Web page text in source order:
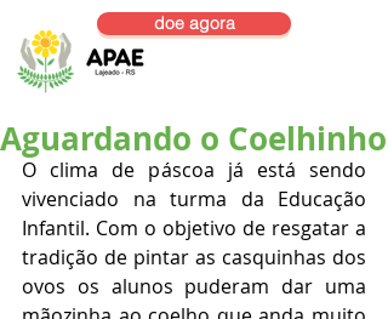
doe agora
Aguardando o Coelhinho
O clima de páscoa já está sendo
vivenciado na turma da Educação
Infantil. Com o objetivo de resgatar a
tradição de pintar as casquinhas dos
ovos os alunos puderam dar uma